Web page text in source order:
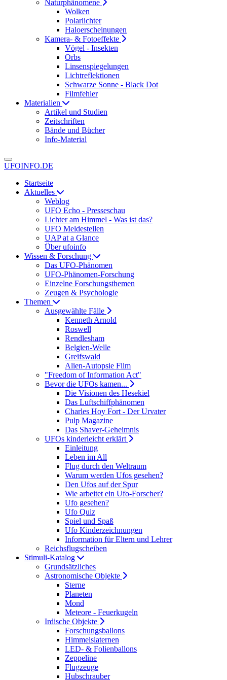
Naturphänomene
Wolken
Polarlichter
Haloerscheinungen
Kamera- & Fotoeffekte
Vögel - Insekten
Orbs
Linsenspiegelungen
Lichtreflektionen
Schwarze Sonne - Black Dot
Filmfehler
Materialien
Artikel und Studien
Zeitschriften
Bände und Bücher
Info-Material
UFOINFO.DE
Startseite
Aktuelles
Weblog
UFO Echo - Presseschau
Lichter am Himmel - Was ist das?
UFO Meldestellen
UAP at a Glance
Über ufoinfo
Wissen & Forschung
Das UFO-Phänomen
UFO-Phänomen-Forschung
Einzelne Forschungsthemen
Zeugen & Psychologie
Themen
Ausgewählte Fälle
Kenneth Arnold
Roswell
Rendlesham
Belgien-Welle
Greifswald
Alien-Autopsie Film
"Freedom of Information Act"
Bevor die UFOs kamen...
Die Visionen des Hesekiel
Das Luftschiffphänomen
Charles Hoy Fort - Der Urvater
Pulp Magazine
Das Shaver-Geheimnis
UFOs kinderleicht erklärt
Einleitung
Leben im All
Flug durch den Weltraum
Warum werden Ufos gesehen?
Den Ufos auf der Spur
Wie arbeitet ein Ufo-Forscher?
Ufo gesehen?
Ufo Quiz
Spiel und Spaß
Ufo Kinderzeichnungen
Information für Eltern und Lehrer
Reichsflugscheiben
Stimuli-Katalog
Grundsätzliches
Astronomische Objekte
Sterne
Planeten
Mond
Meteore - Feuerkugeln
Irdische Objekte
Forschungsballons
Himmelslaternen
LED- & Folienballons
Zeppeline
Flugzeuge
Hubschrauber